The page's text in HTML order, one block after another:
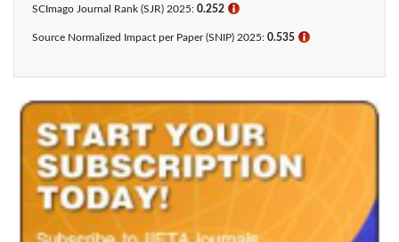
SCImago Journal Rank (SJR) 2025: 0.252 ℹ
Source Normalized Impact per Paper (SNIP) 2025: 0.535 ℹ